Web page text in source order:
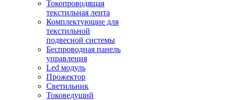
Токопроводящая
текстильная лента
Комплектующие для
текстильной
подвесной системы
Беспроводная панель
управления
Led модуль
Прожектор
Светильник
Токоведущий